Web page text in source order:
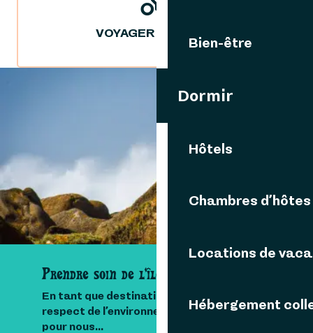
Bien-être
Dormir
Hôtels
Chambres d’hôtes
Locations de
Hébergement
VOYAGER DURABLE
VOUS AIMEREZ AUSSI
SAVOURER
Prendre soin de l'île
En tant que destination insulaire, le
respect de l’environnement est important
pour nous...